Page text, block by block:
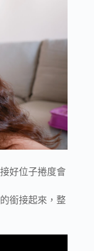
好位子捲度會
銜接起來，整